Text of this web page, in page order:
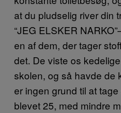
at du pludselig river din
“JEG ELSKER
en af dem, der tager
det. De viste os
skolen, og så havde de
er ingen grund til at
blevet 25, med mindre